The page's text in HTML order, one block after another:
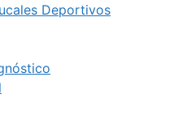
Deportivos